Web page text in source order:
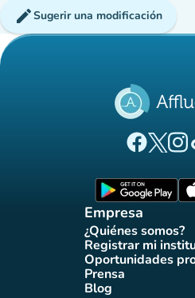
editSugerir una modificación
(nueva
Empresa
¿Quiénes somos?
(nueva
Registrar mi(nueva
Oportunidades
Prensa(nueva pestaña)
Blog